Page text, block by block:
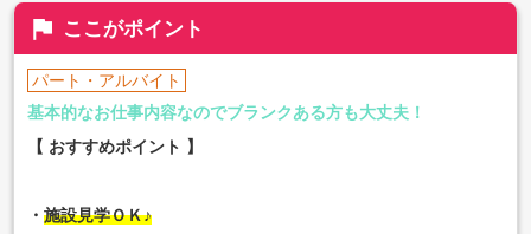
flag ここがポイント
パート・アルバイト
基本的なお仕事内容なのでブランクある方も大丈夫！
【 おすすめポイント 】
・施設見学ＯＫ♪